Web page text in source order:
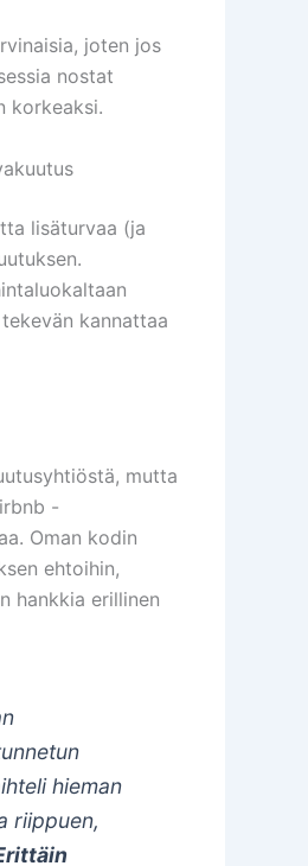
joten jos
nostat
korkeaksi.
lisäturvaa (ja
kannattaa
mutta
-
Oman kodin
ehtoihin,
hankkia erillinen
hieman
riippuen,